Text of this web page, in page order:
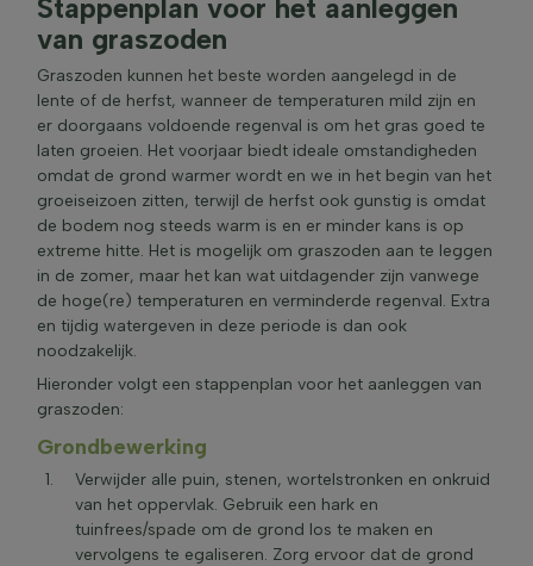
Stappenplan voor het aanleggen
van graszoden
Graszoden kunnen het beste worden aangelegd in de
lente of de herfst, wanneer de temperaturen mild zijn en
er doorgaans voldoende regenval is om het gras goed te
laten groeien. Het voorjaar biedt ideale omstandigheden
omdat de grond warmer wordt en we in het begin van het
groeiseizoen zitten, terwijl de herfst ook gunstig is omdat
de bodem nog steeds warm is en er minder kans is op
extreme hitte. Het is mogelijk om graszoden aan te leggen
in de zomer, maar het kan wat uitdagender zijn vanwege
de hoge(re) temperaturen en verminderde regenval. Extra
en tijdig watergeven in deze periode is dan ook
noodzakelijk.
Hieronder volgt een stappenplan voor het aanleggen van
graszoden:
Grondbewerking
Verwijder alle puin, stenen, wortelstronken en onkruid
van het oppervlak. Gebruik een hark en
tuinfrees/spade om de grond los te maken en
vervolgens te egaliseren. Zorg ervoor dat de grond